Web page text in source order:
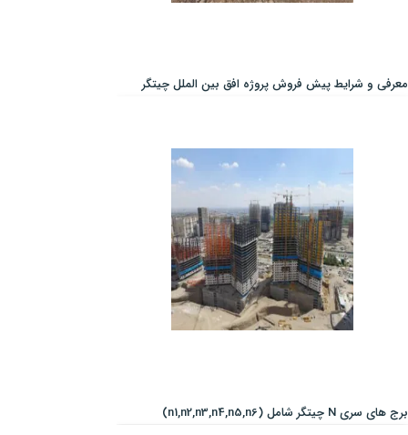
معرفی و شرایط پیش فروش پروژه افق بین الملل چیتگر
برج های سری N چیتگر شامل (n1,n2,n3,n4,n5,n6)